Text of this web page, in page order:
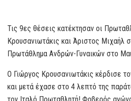
Τις 9ες θέσεις κατέκτησαν οι
Κρουσανιωτάκις και Άριστος Μιχαήλ
Πρωτάθλημα Ανδρών-Γυναικών στο
Ο Γιώργος Κρουσανιωτάκις κέρδισε
και μετά έχασε στο 4 λεπτό της
τον Ιταλό Πρωταθλητή! Φοβερός